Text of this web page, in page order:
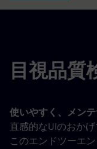
目視品質
使いやすく、メン
直感的なUIのおか
このエンドツーエ